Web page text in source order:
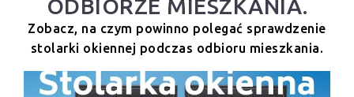
ODBIORZE MIESZKANIA.
Zobacz, na czym powinno polegać sprawdzenie
stolarki okiennej podczas odbioru mieszkania.